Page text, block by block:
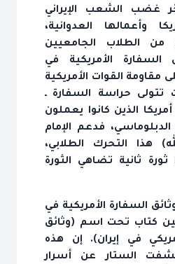
غضب الشعب الإيراني
وأعمالها العدوانية،
الطلاب الجامعيين
السفارة الأمريكية في
مقاومة القوات الأمريكية
تتولى حراسة السفارة ـ
الذين كانوا يعملون
فدعم الإمام
هذا التحرك الطلابي،
ثانية تضاهي الثورة
السفارة الأمريكية في
كتاب تحت اسم (وثائق
في إيران). إن هذه
كشفت الستار عن أسرار